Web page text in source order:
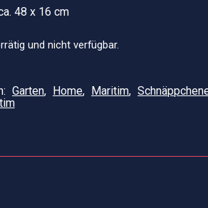
48 x 16 cm
und nicht verfügbar.
Garten, Home, Maritim,